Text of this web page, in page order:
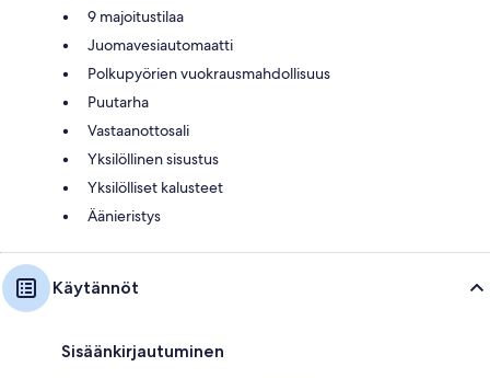
9 majoitustilaa
Juomavesiautomaatti
Polkupyörien vuokrausmahdollisuus
Puutarha
Vastaanottosali
Yksilöllinen sisustus
Yksilölliset kalusteet
Äänieristys
Käytännöt
Sisäänkirjautuminen